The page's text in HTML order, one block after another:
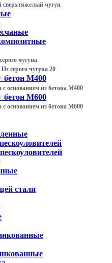
чугун
чугуна
Из серого чугуна 20
М400
с основанием из бетона М400
М600
с основанием из бетона М600
стали